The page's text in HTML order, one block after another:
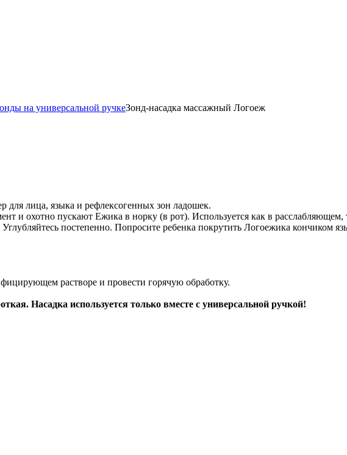
на универсальной ручкеЗонд-насадка массажный Логоеж
лица, языка и рефлексогенных зон ладошек.
и охотно пускают Ежика в норку (в рот). Используется как в
Углубляйтесь постепенно. Попросите ребенка покрутить Логоежика кончиком
растворе и провести горячую обработку.
Насадка используется только вместе с универсальной ручкой!